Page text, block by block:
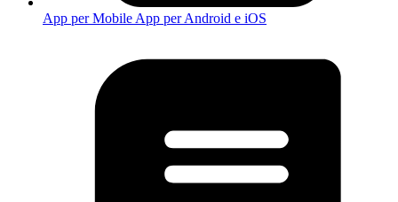
App per Mobile App per Android e iOS